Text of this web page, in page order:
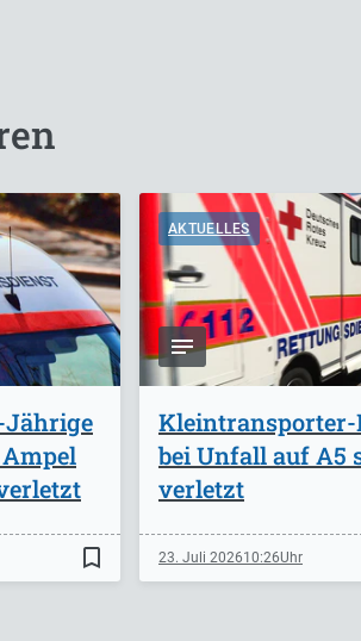
Jährige
bookmark_border
AKTUELLES
Kleintransporter-
bei Unfall auf A5
verletzt
23. Juli 202610:26